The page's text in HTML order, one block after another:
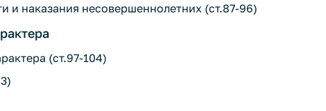
и наказания несовершеннолетних (ст.87-96)
(ст.97-104)